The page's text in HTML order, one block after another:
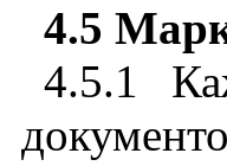
4.5
4.5.1